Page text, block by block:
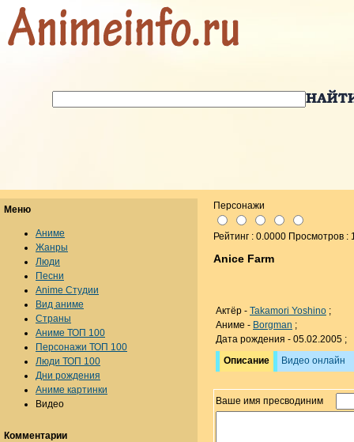
Персонажи
Рейтинг : 0.0000 Просмотров :
Anice Farm
Актёр - Takamori Yoshino ;
Аниме - Borgman ;
Дата рождения - 05.02.2005 ;
Описание
Видео онлайн
Ваше имя пресводиним
Меню
Аниме
Жанры
Люди
Песни
Anime Студии
Вид аниме
Страны
Аниме ТОП 100
Персонажи ТОП 100
Люди ТОП 100
Дни рождения
Аниме картинки
Видео
Комментарии